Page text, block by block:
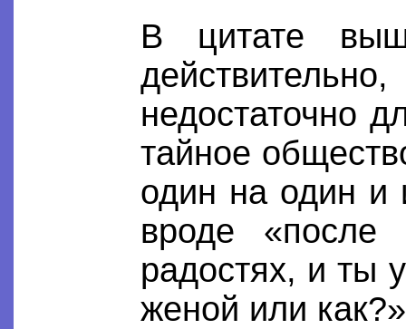
В цитате
недостаточно
тайное
один на один и
вроде «после
радостях, и ты
женой или как?»